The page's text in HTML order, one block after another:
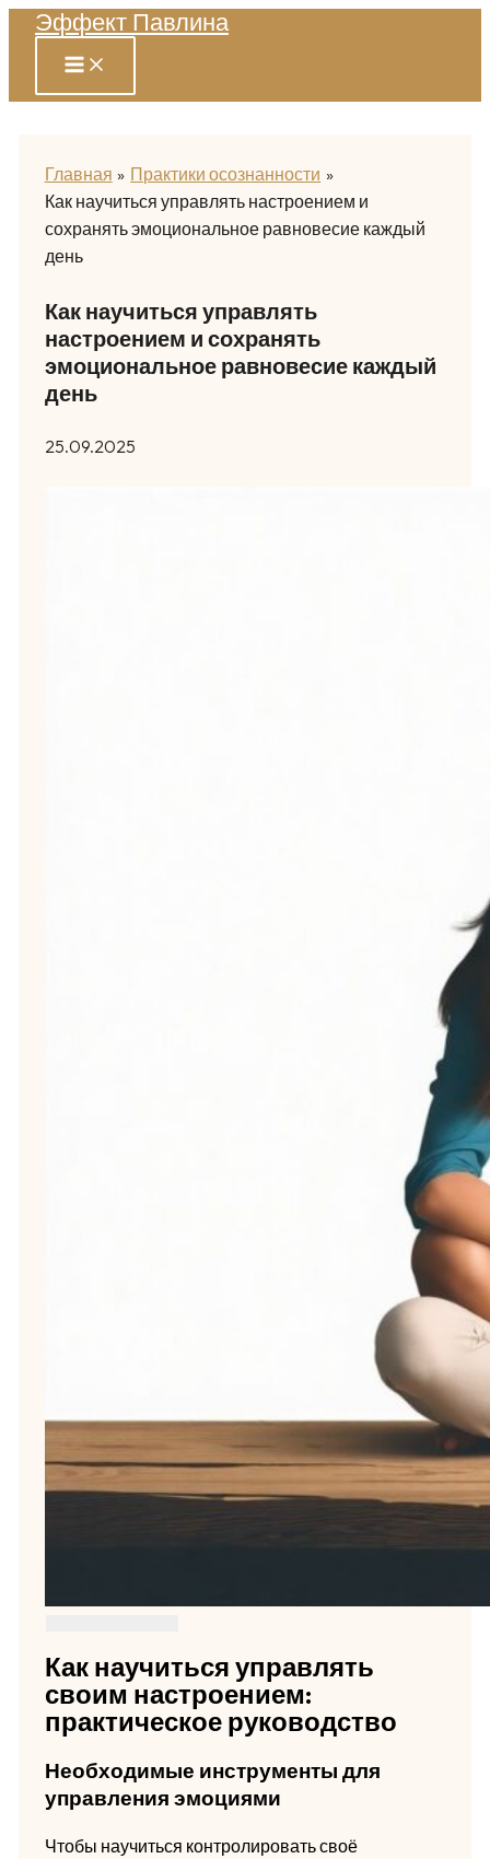
Перейти
содержимому
Эффект Павлина
Главная
Практики осознанности
Как научиться управлять настроением и
сохранять эмоциональное равновесие каждый
день
Как научиться управлять
настроением и сохранять
эмоциональное равновесие каждый
день
25.09.2025
Как научиться управлять
своим настроением:
практическое руководство
Необходимые инструменты для
управления эмоциями
Чтобы научиться контролировать своё